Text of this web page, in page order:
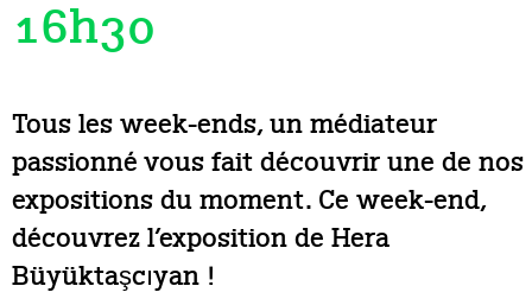
16h30
Tous les week-ends, un médiateur
passionné vous fait découvrir une de nos
expositions du moment. Ce week-end,
découvrez l’exposition de Hera
Büyüktaşcıyan !